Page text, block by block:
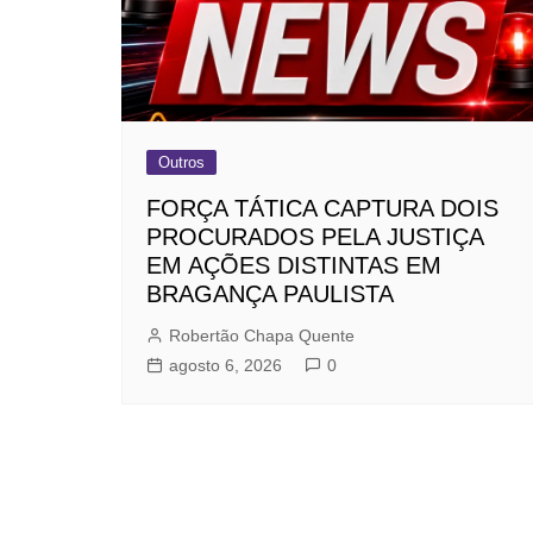
Outros
FORÇA TÁTICA CAPTURA DOIS
PROCURADOS PELA JUSTIÇA
EM AÇÕES DISTINTAS EM
BRAGANÇA PAULISTA
Robertão Chapa Quente
agosto 6, 2026
0